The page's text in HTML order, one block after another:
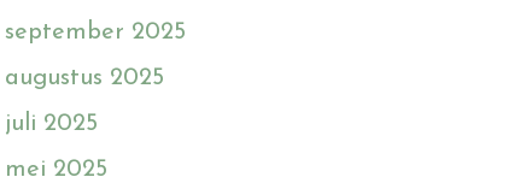
september 2025
augustus 2025
juli 2025
mei 2025